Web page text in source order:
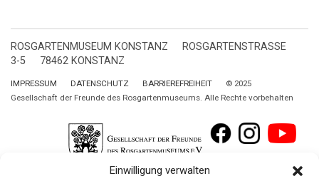
Einwilligung verwalten
ROSGARTENMUSEUM KONSTANZ
ROSGARTENSTRASSE
3-5
78462 KONSTANZ
IMPRESSUM DATENSCHUTZ BARRIEREFREIHEIT
© 2025
Gesellschaft der Freunde des Rosgartenmuseums. Alle Rechte vorbehalten